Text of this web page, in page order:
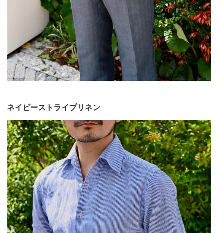
ネイビーストライプリネン